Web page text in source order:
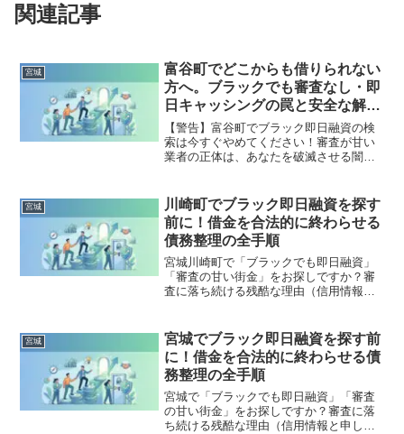
関連記事
宮城
富谷町でどこからも借りられない
方へ。ブラックでも審査なし・即
日キャッシングの罠と安全な解決
策
【警告】富谷町でブラック即日融資の検
索は今すぐやめてください！審査が甘い
業者の正体は、あなたを破滅させる闇金
町で違法業者を避け、借金地獄から抜け
出した方々の実体験と確実な解決策を完
全公開。
宮城
川崎町でブラック即日融資を探す
前に！借金を合法的に終わらせる
債務整理の全手順
宮城川崎町で「ブラックでも即日融資」
「審査の甘い街金」をお探しですか？審
査に落ち続ける残酷な理由（信用情報と
底解説。多重債務の地獄から抜け出し、
合法的に借金を減額・免除する「債務整
理」の正しい知識と、今すぐ督促を止め
る無料相談窓口をご案内します。
宮城
宮城でブラック即日融資を探す前
に！借金を合法的に終わらせる債
務整理の全手順
宮城で「ブラックでも即日融資」「審査
の甘い街金」をお探しですか？審査に落
ち続ける残酷な理由（信用情報と申し込